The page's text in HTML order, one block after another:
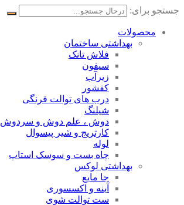
جستجو برای:
محصولات
بهداشتی ساختمان
فلاش تانک
سیفون
زیرآب
کفشور
درب های توالت فرنگی
شیلنگ
دوش ، علم دوش و سردوش
کارتریج و شیر پیسوال
لوله
چاه بست و سوسک استاپ
بهداشتی لوکس
جا مایع
آینه و اکسسوری
ست توالت شوی